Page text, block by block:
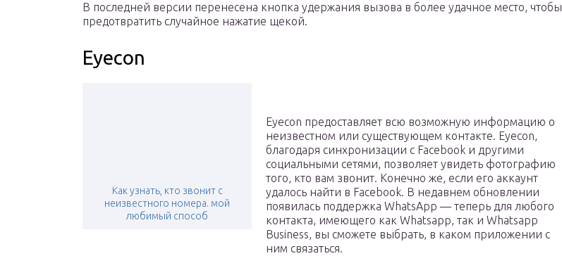
В последней версии перенесена кнопка удержания вызова в более удачное место, чтобы
предотвратить случайное нажатие щекой.
Eyecon
Как узнать, кто звонит с
неизвестного номера. мой
любимый способ
Eyecon предоставляет всю возможную информацию о
неизвестном или существующем контакте. Eyecon,
благодаря синхронизации с Facebook и другими
социальными сетями, позволяет увидеть фотографию
того, кто вам звонит. Конечно же, если его аккаунт
удалось найти в Facebook. В недавнем обновлении
появилась поддержка WhatsApp — теперь для любого
контакта, имеющего как Whatsapp, так и Whatsapp
Business, вы сможете выбрать, в каком приложении с
ним связаться.